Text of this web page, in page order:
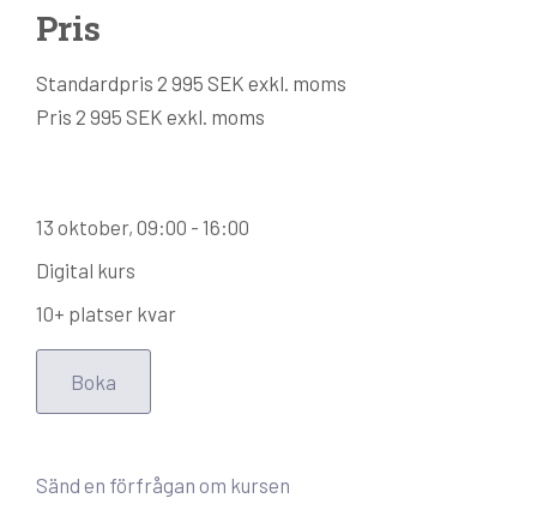
Pris
Standardpris 2 995 SEK exkl. moms
Pris 2 995 SEK exkl. moms
13 oktober, 09:00 - 16:00
Digital kurs
10+ platser kvar
Boka
Sänd en förfrågan om kursen